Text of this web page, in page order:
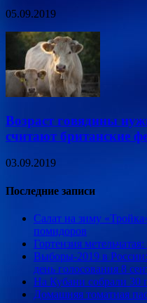
05.09.2019
Возраст говядины
считают британские
03.09.2019
Последние записи
Салат на зиму
помидоров
Гортензия
Выборы-2019 в
день голосования 8
На Кубани собрали 30
Домашняя томатная